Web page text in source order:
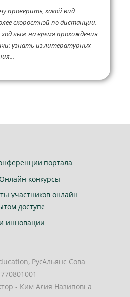
проверить, какой вид
скоростной по дистанции.
лыж на время прохождения
узнать из литературных
портала
конкурсы
участников онлайн
доступе
инновации
РусАльянс Сова
- Ким Алия Назиповна